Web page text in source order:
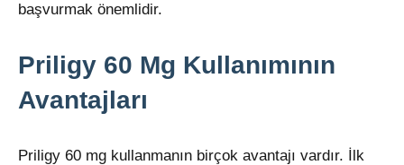
başvurmak önemlidir.
Priligy 60 Mg Kullanımının
Avantajları
Priligy 60 mg kullanmanın birçok avantajı vardır. İlk